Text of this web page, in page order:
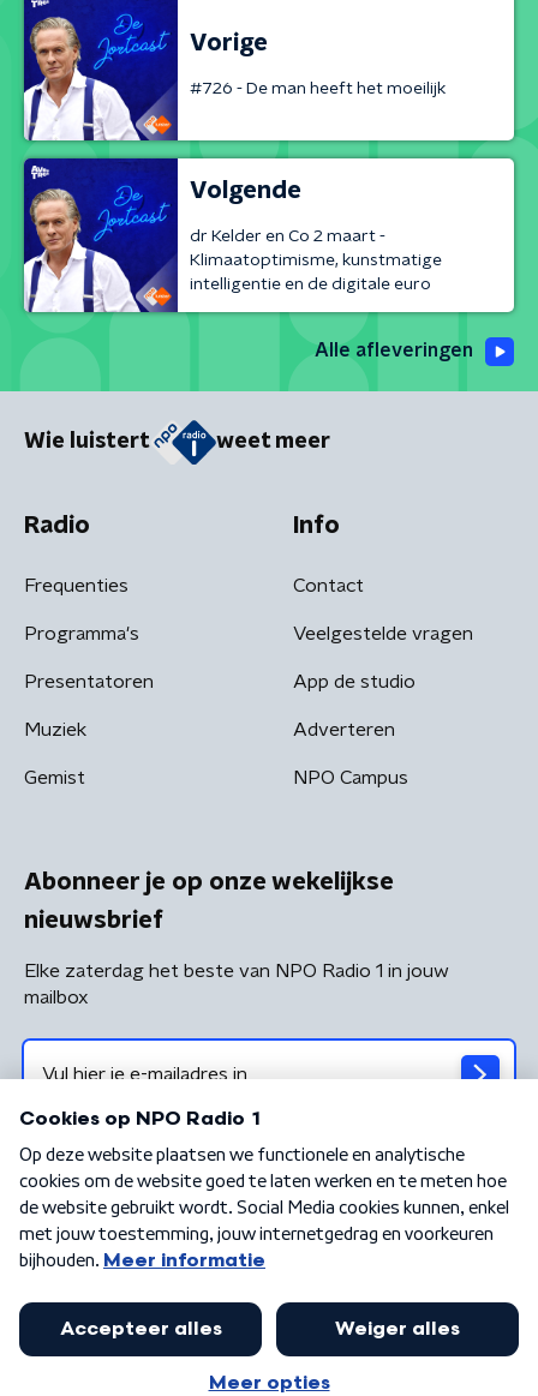
Vorige
#726 - De man heeft het moeilijk
Volgende
dr Kelder en Co 2 maart -
Klimaatoptimisme, kunstmatige
intelligentie en de digitale euro
Alle afleveringen
Wie luistert weet meer
Radio
Frequenties
Programma's
Presentatoren
Muziek
Gemist
Info
Contact
Veelgestelde vragen
App de studio
Adverteren
NPO Campus
Abonneer je op onze wekelijkse
nieuwsbrief
Elke zaterdag het beste van NPO Radio 1 in jouw
mailbox
Algemene voorwaarden